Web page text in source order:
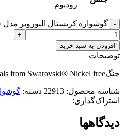
رودیوم
گوشواره کریستال الیوروبر
افزودن به سبد خرید
توضیحات
چنگMade with crystals from Swarovski® Nickel free
شناسه محصول: 22913 دسته:
اشتراک‌گذاری:
دیدگاهها